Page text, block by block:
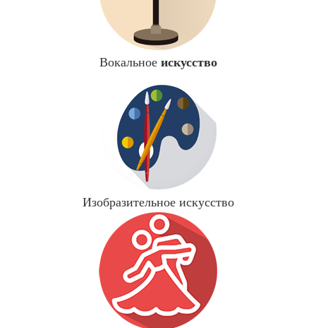
Вокальное искусство
Изобразительное искусство